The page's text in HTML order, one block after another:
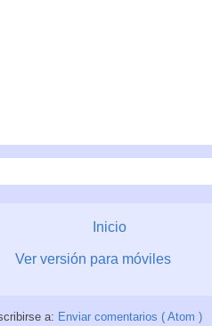
Inicio
Ver versión para móviles
a: Enviar comentarios ( Atom )